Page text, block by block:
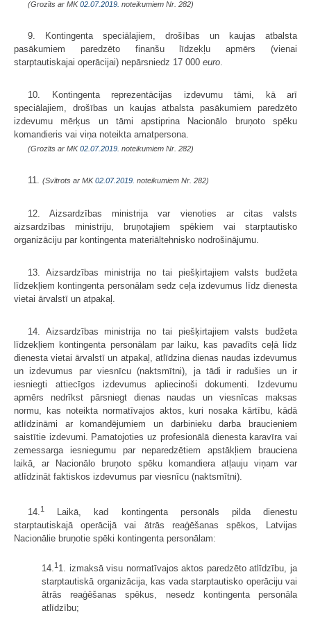
(Grozīts ar MK02.07.2019. noteikumiem Nr. 282)
9. Kontingenta speciālajiem, drošības un kaujas atbalsta
pasākumiem paredzēto finanšu līdzekļu apmērs (vienai
starptautiskajai operācijai) nepārsniedz 17 000 euro
10. Kontingenta reprezentācijas izdevumu tāmi, kā arī
speciālajiem, drošības un kaujas atbalsta pasākumiem paredzēto
izdevumu mērķus un tāmi apstiprina Nacionālo bruņoto spēku
komandieris vai viņa noteikta amatpersona.
(Grozīts ar MK02.07.2019. noteikumiem Nr. 282)
11. (Svītrots ar MK02.07.2019. noteikumiem Nr. 282)
12. Aizsardzības ministrija var vienoties ar citas valsts
aizsardzības ministriju, bruņotajiem spēkiem vai starptautisko
organizāciju par kontingenta materiāltehnisko nodrošinājumu.
13. Aizsardzības ministrija no tai piešķirtajiem valsts budžeta
līdzekļiem kontingenta personālam sedz ceļa izdevumus līdz dienesta
vietai ārvalstī un atpakaļ.
14. Aizsardzības ministrija no tai piešķirtajiem valsts budžeta
līdzekļiem kontingenta personālam par laiku, kas pavadīts ceļā līdz
dienesta vietai ārvalstī un atpakaļ, atlīdzina dienas naudas izdevumus
un izdevumus par viesnīcu (naktsmītni), ja tādi ir radušies un ir
iesniegti attiecīgos izdevumus apliecinoši dokumenti. Izdevumu
apmērs nedrīkst pārsniegt dienas naudas un viesnīcas maksas
normu, kas noteikta normatīvajos aktos, kuri nosaka kārtību, kādā
atlīdzināmi ar komandējumiem un darbinieku darba braucieniem
saistītie izdevumi. Pamatojoties uz profesionālā dienesta karavīra vai
zemessarga iesniegumu par neparedzētiem apstākļiem brauciena
laikā, ar Nacionālo bruņoto spēku komandiera atļauju viņam var
atlīdzināt faktiskos izdevumus par viesnīcu (naktsmītni).
14. 1
Laikā, kad kontingenta personāls pilda dienestu
starptautiskajā operācijā vai ātrās reaģēšanas spēkos, Latvijas
Nacionālie bruņotie spēki kontingenta personālam:
14.1 1. izmaksā visu normatīvajos aktos paredzēto atlīdzību, ja
starptautiskā organizācija, kas vada starptautisko operāciju vai
ātrās reaģēšanas spēkus, nesedz kontingenta personāla
atlīdzību;